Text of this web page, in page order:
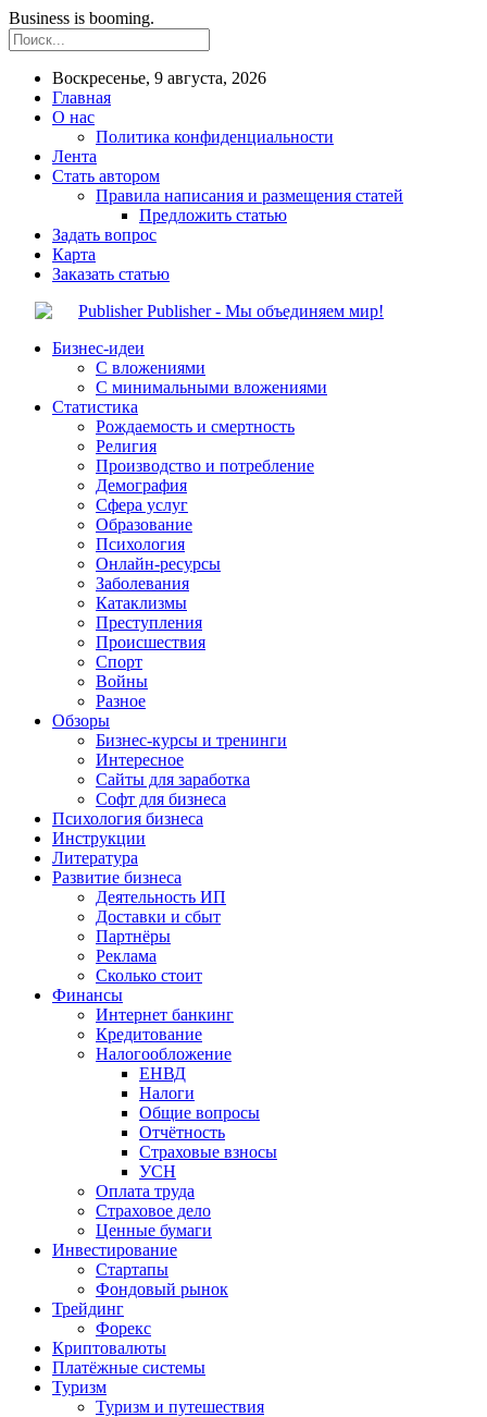
Business is booming.
Воскресенье, 9 августа, 2026
Главная
О нас
Политика конфиденциальности
Лента
Стать автором
Правила написания и размещения статей
Предложить статью
Задать вопрос
Карта
Заказать статью
Publisher - Мы объединяем мир!
Бизнес-идеи
С вложениями
С минимальными вложениями
Статистика
Рождаемость и смертность
Религия
Производство и потребление
Демография
Сфера услуг
Образование
Психология
Онлайн-ресурсы
Заболевания
Катаклизмы
Преступления
Происшествия
Спорт
Войны
Разное
Обзоры
Бизнес-курсы и тренинги
Интересное
Сайты для заработка
Софт для бизнеса
Психология бизнеса
Инструкции
Литература
Развитие бизнеса
Деятельность ИП
Доставки и сбыт
Партнёры
Реклама
Сколько стоит
Финансы
Интернет банкинг
Кредитование
Налогообложение
ЕНВД
Налоги
Общие вопросы
Отчётность
Страховые взносы
УСН
Оплата труда
Страховое дело
Ценные бумаги
Инвестирование
Стартапы
Фондовый рынок
Трейдинг
Форекс
Криптовалюты
Платёжные системы
Туризм
Туризм и путешествия